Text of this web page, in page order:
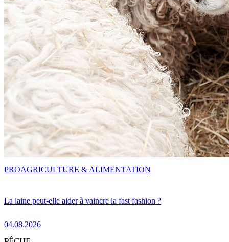
La laine peut-elle aider à vaincre la fast fashion ?
04.08.2026
PROAGRICULTURE & ALIMENTATION